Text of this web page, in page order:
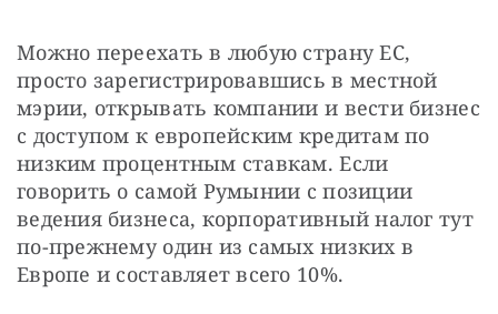
Можно переехать в любую страну ЕС,
просто зарегистрировавшись в местной
мэрии, открывать компании и вести бизнес
с доступом к европейским кредитам по
низким процентным ставкам. Если
говорить о самой Румынии с позиции
ведения бизнеса, корпоративный налог тут
по-прежнему один из самых низких в
Европе и составляет всего 10%.